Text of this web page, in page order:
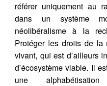
référer uniquement au
dans un système
néolibéralisme à la
Protéger les droits de la
vivant, qui est d’ailleurs
d’écosystème viable. Il
une